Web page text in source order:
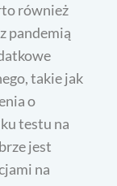
również
pandemią
takie jak
o
testu na
jest
na